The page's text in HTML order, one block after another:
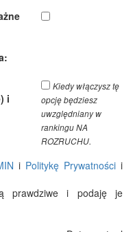
i
Kiedy włączysz tę
opcję będziesz
uwzględniany w
rankingu NA
ROZRUCHU.
i Politykę Prywatności i
prawdziwe i podaję je